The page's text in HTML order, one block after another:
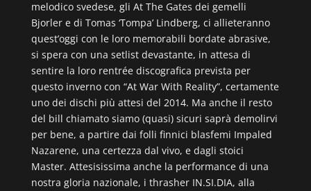
melodico svedese, gli At The Gates dei gemelli
Bjorler e di Tomas ‘Tompa’ Lindberg, ci allieteranno
quest’oggi con le loro memorabili bordate abrasive,
si spera con una setlist devastante, in attesa di
sentire la loro rentrée discografica prevista per
questo inverno con “At War With Reality”, certamente
uno dei dischi più attesi del 2014. Ma anche il resto
del bill chiamato siamo (quasi) sicuri saprà demolirvi
per bene, a partire dai folli finnici blasfemi Impaled
Nazarene, una certezza dal vivo, e dagli stoici
Master. Attesisissima anche la performance di una
nostra gloria nazionale, i thrasher IN.SI.DIA, alla